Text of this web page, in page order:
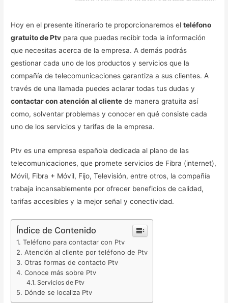
Hoy en el presente itinerario te proporcionaremos elteléfono
gratuito de Ptv para que puedas recibir toda la información
que necesitas acerca de la empresa. A demás podrás
gestionar cada uno de los productos y servicios que la
compañía de telecomunicaciones garantiza a sus clientes. A
través de una llamada puedes aclarar todas tus dudas y
contactar con atención al cliente de manera gratuita así
como, solventar problemas y conocer en qué consiste cada
uno de los servicios y tarifas de la empresa.
Ptv es una empresa española dedicada al plano de las
telecomunicaciones, que promete servicios de Fibra (internet),
Móvil, Fibra + Móvil, Fijo, Televisión, entre otros, la compañía
trabaja incansablemente por ofrecer beneficios de calidad,
tarifas accesibles y la mejor señal y conectividad.
Índice de Contenido
Teléfono para contactar con Ptv
Atención al cliente por teléfono de Ptv
Otras formas de contacto Ptv
Conoce más sobre Ptv
Servicios de Ptv
Dónde se localiza Ptv